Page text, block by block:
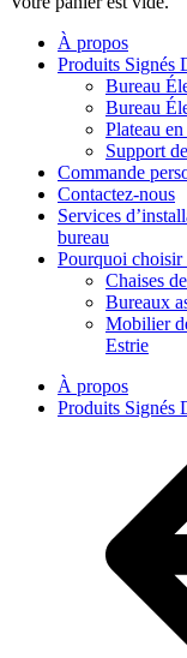
À propos
Produits Signés
Bureau
Bureau
Plateau
Support
Commande
Contactez-nous
Services
bureau
Pourquoi choisir
Chaises
Bureaux
Mobilier
Estrie
À propos
Produits Signés